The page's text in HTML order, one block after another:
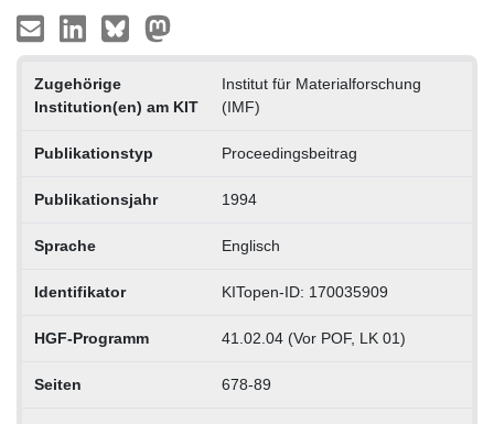
Zugehörige
Institution(en) am KIT
Institut für Materialforschung
(IMF)
Publikationstyp Proceedingsbeitrag
Publikationsjahr 1994
Sprache Englisch
Identifikator KITopen-ID: 170035909
HGF-Programm 41.02.04 (Vor POF, LK 01)
Seiten 678-89